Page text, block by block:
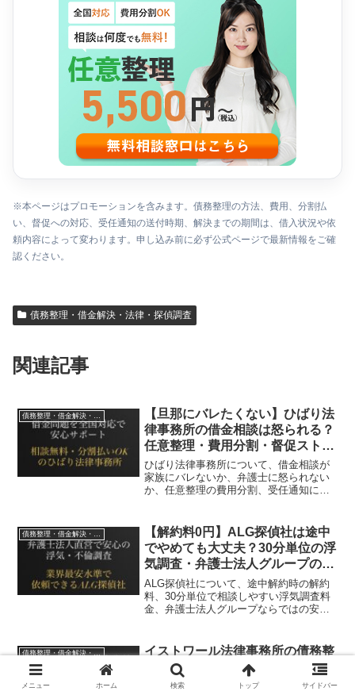
※本ページはプロモーションを含みます。債務整理の方法、費用、分割払
い、督促への対応、受任通知の送付時期、解決までの期間は、借入状況や依
頼内容によって変わります。申し込み前に必ず公式ページで最新情報をご確
認ください。
債務整理・借金解決・法律・探偵調査
関連記事
債務整理・借金解決・法律・探偵調査
【旦那にバレたくない】ひばり法
律事務所の借金相談は怒られる？
任意整理・費用分割・督促ストッ
プまで解説
ひばり法律事務所について、借金相談が
家族にバレないか、弁護士に怒られない
か、任意整理の費用分割、受任通知によ
意点まで解説します。
債務整理・借金解決・法律・探偵調査
【解約料0円】ALG探偵社は途中
でやめても大丈夫？30分単位の浮
気調査・弁護士法人グループの安
心感を解説
ALG探偵社について、途中解約時の解約
料、30分単位で相談しやすい浮気調査料
金、弁護士法人グループならではの安心
を避けたい人向けに、料金とリスクを確
認できます。
債務整理・借金解決・法律・探偵調査
イストワール法律事務所の債務整
理はどう？借金問題・督促の相談
先として費用や特徴を解説
メニュー ホーム 検索 トップ サイドバー